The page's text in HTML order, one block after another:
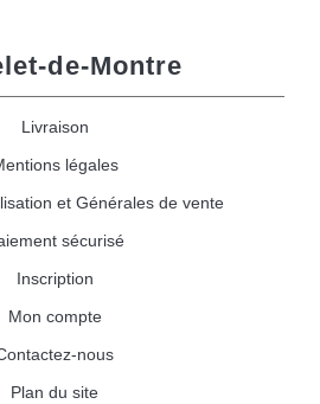
de-Montre
Livraison
légales
et Générales de vente
sécurisé
Inscription
Mon compte
nous
Plan du site